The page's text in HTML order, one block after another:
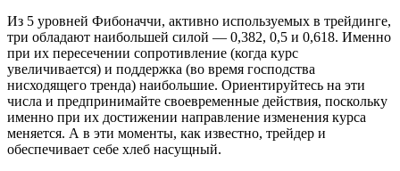
Из 5 уровней Фибоначчи, активно используемых в трейдинге,
три обладают наибольшей силой — 0,382, 0,5 и 0,618. Именно
при их пересечении сопротивление (когда курс
увеличивается) и поддержка (во время господства
нисходящего тренда) наибольшие. Ориентируйтесь на эти
числа и предпринимайте своевременные действия, поскольку
именно при их достижении направление изменения курса
меняется. А в эти моменты, как известно, трейдер и
обеспечивает себе хлеб насущный.